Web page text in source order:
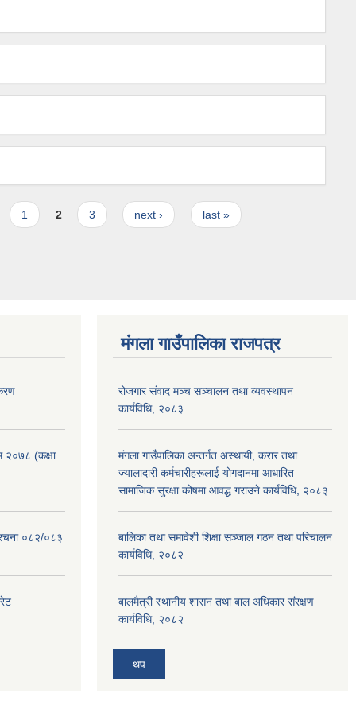
1 2 3 next › last »
२०७८ (कक्षा
०८२/०८३
मंगला गाउँपालिका राजपत्र
रोजगार संवाद मञ्च सञ्चालन तथा व्यवस्थापन
कार्यविधि, २०८३
मंगला गाउँपालिका अन्तर्गत अस्थायी, करार तथा
ज्यालादारी कर्मचारीहरूलाई योगदानमा आधारित
सामाजिक सुरक्षा कोषमा आवद्ध गराउने कार्यविधि, २०८३
बालिका तथा समावेशी शिक्षा सञ्जाल गठन तथा परिचालन
कार्यविधि, २०८२
बालमैत्री स्थानीय शासन तथा बाल अधिकार संरक्षण
कार्यविधि, २०८२
थप